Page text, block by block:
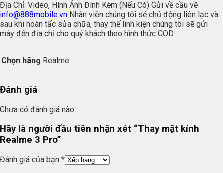
Địa Chỉ: Video, Hình Ảnh Đính Kèm (Nếu Có) Gửi về cầu về
info@888mobile.vn Nhân viên chúng tôi sẻ chủ động liên lạc và
sau khi hoàn tấc sửa chữa, thay thế linh kiện chúng tôi sẽ gửi
máy đến địa chỉ cho quý khách theo hình thức COD
Chọn hãng Realme
Đánh giá
Chưa có đánh giá nào.
Hãy là người đầu tiên nhận xét “Thay mặt kính
Realme 3 Pro”
Đánh giá của bạn *